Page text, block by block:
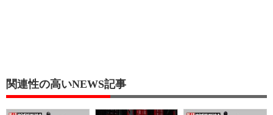
関連性の高いNEWS記事